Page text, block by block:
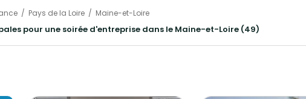
Pays de la Loire Maine-et-Loire
pour une soirée d'entreprise dans le Maine-et-Loire (49)